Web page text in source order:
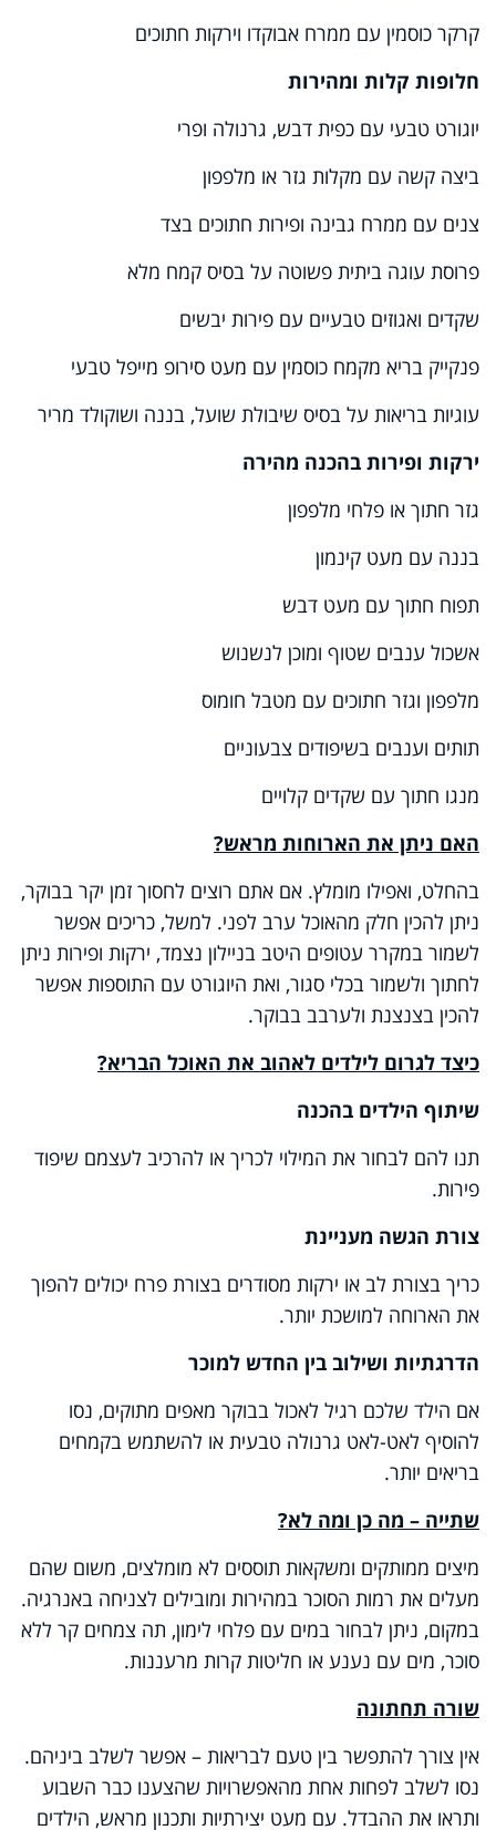
קרקר כוסמין עם ממרח אבוקדו וירקות חתוכים
חלופות קלות ומהירות
יוגורט טבעי עם כפית דבש, גרנולה ופרי
ביצה קשה עם מקלות גזר או מלפפון
צנים עם ממרח גבינה ופירות חתוכים בצד
פרוסת עוגה ביתית פשוטה על בסיס קמח מלא
שקדים ואגוזים טבעיים עם פירות יבשים
פנקייק בריא מקמח כוסמין עם מעט סירופ מייפל טבעי
עוגיות בריאות על בסיס שיבולת שועל, בננה ושוקולד מריר
ירקות ופירות בהכנה מהירה
גזר חתוך או פלחי מלפפון
בננה עם מעט קינמון
תפוח חתוך עם מעט דבש
אשכול ענבים שטוף ומוכן לנשנוש
מלפפון וגזר חתוכים עם מטבל חומוס
תותים וענבים בשיפודים צבעוניים
מנגו חתוך עם שקדים קלויים
האם ניתן את הארוחות מראש?
בהחלט, ואפילו מומלץ. אם אתם רוצים לחסוך זמן יקר בבוקר,
ניתן להכין חלק מהאוכל ערב לפני. למשל, כריכים אפשר
לשמור במקרר עטופים היטב בניילון נצמד, ירקות ופירות ניתן
לחתוך ולשמור בכלי סגור, ואת היוגורט עם התוספות אפשר
להכין בצנצנת ולערבב בבוקר.
כיצד לגרום לילדים לאהוב את האוכל הבריא?
שיתוף הילדים בהכנה
תנו להם לבחור את המילוי לכריך או להרכיב לעצמם שיפוד
פירות.
צורת הגשה מעניינת
כריך בצורת לב או ירקות מסודרים בצורת פרח יכולים להפוך
את הארוחה למושכת יותר.
הדרגתיות ושילוב בין החדש למוכר
אם הילד שלכם רגיל לאכול בבוקר מאפים מתוקים, נסו
להוסיף לאט-לאט גרנולה טבעית או להשתמש בקמחים
בריאים יותר.
שתייה – מה כן ומה לא?
מיצים ממותקים ומשקאות תוססים לא מומלצים, משום שהם
מעלים את רמות הסוכר במהירות ומובילים לצניחה באנרגיה.
במקום, ניתן לבחור במים עם פלחי לימון, תה צמחים קר ללא
סוכר, מים עם נענע או חליטות קרות מרעננות.
שורה תחתונה
אין צורך להתפשר בין טעם לבריאות – אפשר לשלב ביניהם.
נסו לשלב לפחות אחת מהאפשרויות שהצענו כבר השבוע
ותראו את ההבדל. עם מעט יצירתיות ותכנון מראש, הילדים